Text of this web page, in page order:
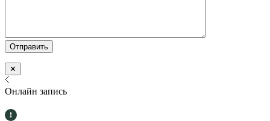
✕
Онлайн запись